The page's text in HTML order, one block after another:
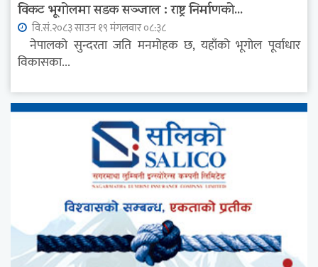
विकट भूगोलमा सडक सञ्जाल : राष्ट्र निर्माणको...
वि.सं.२०८३ साउन १९ मंगलवार ०८:३८
नेपालको सुन्दरता जति मनमोहक छ, यहाँको भूगोल पूर्वाधार
विकासका...